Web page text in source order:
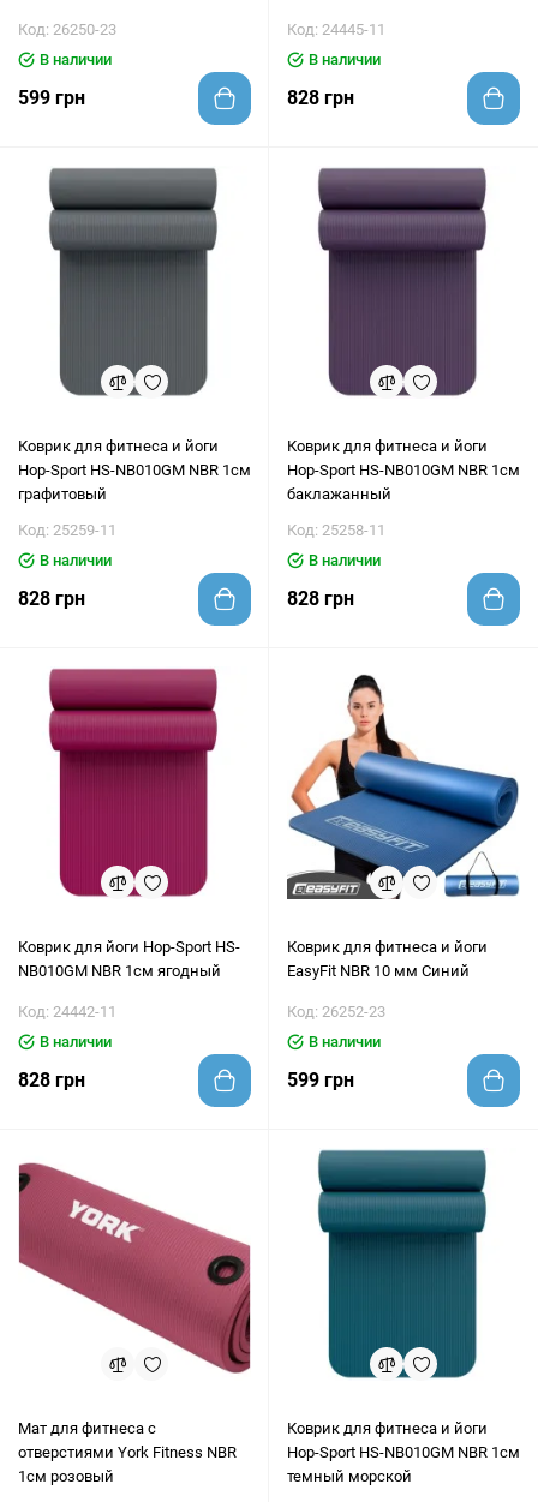
Код: 26250-23
В наличии
599 грн
Код: 24445-11
В наличии
828 грн
Коврик для фитнеса и йоги
Hop-Sport HS-NB010GM NBR 1см
графитовый
Код: 25259-11
В наличии
828 грн
Коврик для фитнеса и йоги
Hop-Sport HS-NB010GM NBR 1см
баклажанный
Код: 25258-11
В наличии
828 грн
Коврик для йоги Hop-Sport HS-
NB010GM NBR 1см ягодный
Код: 24442-11
В наличии
828 грн
Коврик для фитнеса и йоги
EasyFit NBR 10 мм Синий
Код: 26252-23
В наличии
599 грн
Мат для фитнеса с
отверстиями York Fitness NBR
1см розовый
Коврик для фитнеса и йоги
Hop-Sport HS-NB010GM NBR 1см
темный морской